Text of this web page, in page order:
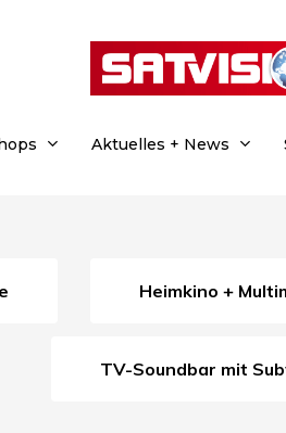
Aktuelles + News
Heimkino +
TV-Soundbar mit